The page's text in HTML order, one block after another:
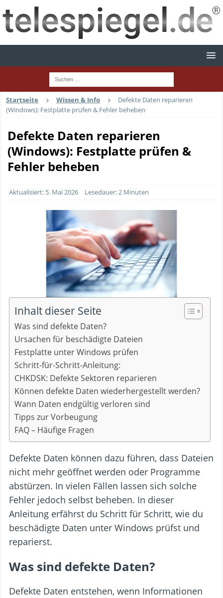
Startseite Wissen & Info
Defekte Daten reparieren
(Windows): Festplatte prüfen & Fehler beheben
Defekte Daten reparieren
(Windows): Festplatte prüfen &
Fehler beheben
Aktualisiert: 5. Mai 2026 Lesedauer: 2 Minuten
Inhalt dieser Seite
Was sind defekte Daten?
Ursachen für beschädigte Dateien
Festplatte unter Windows prüfen
Schritt-für-Schritt-Anleitung:
CHKDSK: Defekte Sektoren reparieren
Können defekte Daten wiederhergestellt werden?
Wann Daten endgültig verloren sind
Tipps zur Vorbeugung
FAQ – Häufige Fragen
Defekte Daten können dazu führen, dass Dateien
nicht mehr geöffnet werden oder Programme
abstürzen. In vielen Fällen lassen sich solche
Fehler jedoch selbst beheben. In dieser
Anleitung erfährst du Schritt für Schritt, wie du
beschädigte Daten unter Windows prüfst und
reparierst.
Was sind defekte Daten?
Defekte Daten entstehen, wenn Informationen